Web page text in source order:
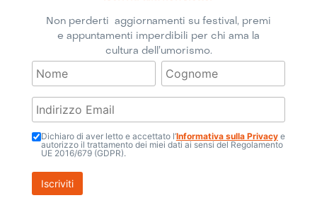
Non perderti aggiornamenti su festival, premi
e appuntamenti imperdibili per chi ama la
cultura dell’umorismo.
Dichiaro di aver letto e accettato l’Informativa sulla Privacye
autorizzo il trattamento dei miei dati ai sensi del Regolamento
UE 2016/679 (GDPR).